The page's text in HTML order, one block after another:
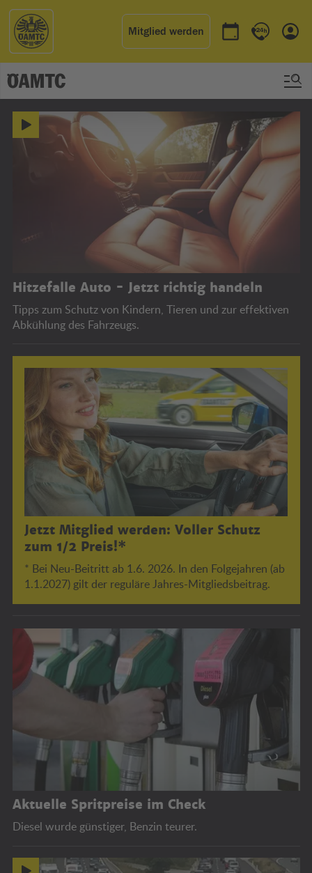
Mitglied werden
Termin buchen
Kontakt &
ÖAMTC
Hitzefalle Auto - Jetzt richtig handeln
Tipps zum Schutz von Kindern, Tieren und zur effektiven
Abkühlung des Fahrzeugs.
Jetzt Mitglied werden: Voller Schutz
zum 1/2 Preis!*
* Bei Neu-Beitritt ab 1.6. 2026. In den Folgejahren (ab
1.1.2027) gilt der reguläre Jahres-Mitgliedsbeitrag.
Aktuelle Spritpreise im Check
Diesel wurde günstiger, Benzin teurer.